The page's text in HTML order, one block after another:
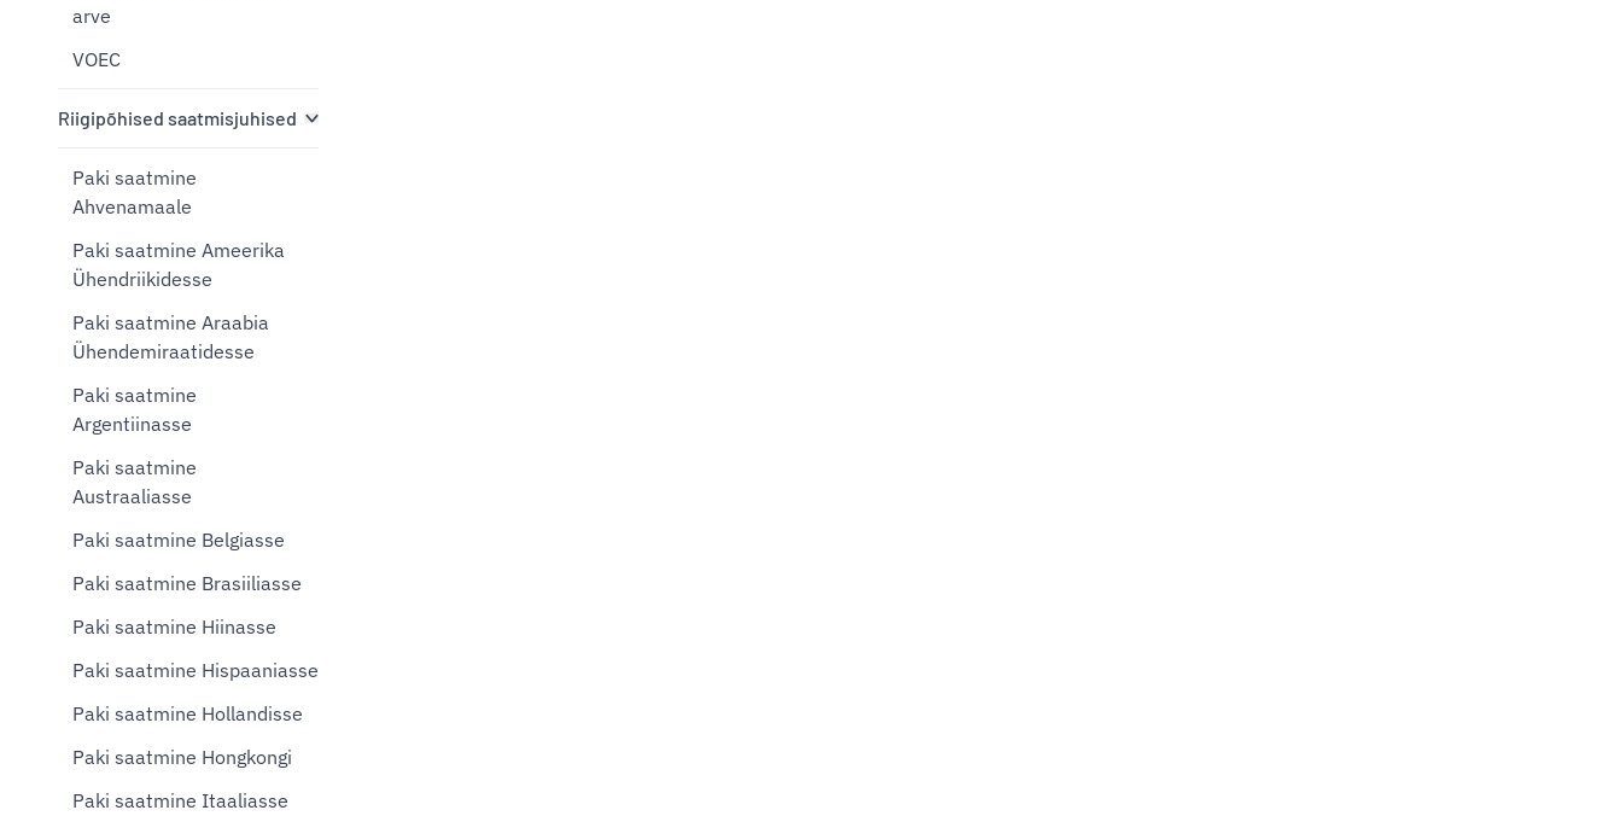
arve
VOEC
Riigipõhised saatmisjuhised
Paki saatmine
Ahvenamaale
Paki saatmine Ameerika
Ühendriikidesse
Paki saatmine Araabia
Ühendemiraatidesse
Paki saatmine
Argentiinasse
Paki saatmine
Austraaliasse
Paki saatmine Belgiasse
Paki saatmine Brasiiliasse
Paki saatmine Hiinasse
Paki saatmine Hispaaniasse
Paki saatmine Hollandisse
Paki saatmine Hongkongi
Paki saatmine Itaaliasse